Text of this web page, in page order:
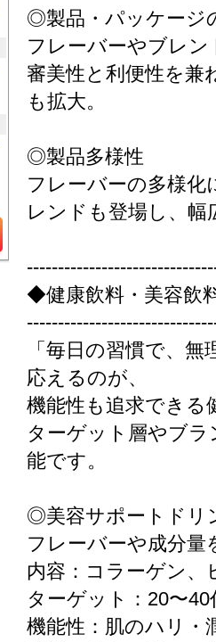
◎製品・パッケージ
フレーバーやブレン
審美性と利便性を兼
も拡大。
◎製品多様性
フレーバーの多様
レンドも登場し、幅
◆健康飲料・美容飲
「毎日の習慣で、
応えるのが、
機能性も追求できる
ターゲット層やブ
能です。
◎美容サポートドリ
フレーバーや成分
内容：コラーゲン、
ターゲット：20〜
機能性：肌のハリ・